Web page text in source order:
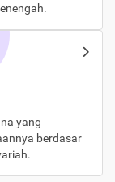
yang
berdasar